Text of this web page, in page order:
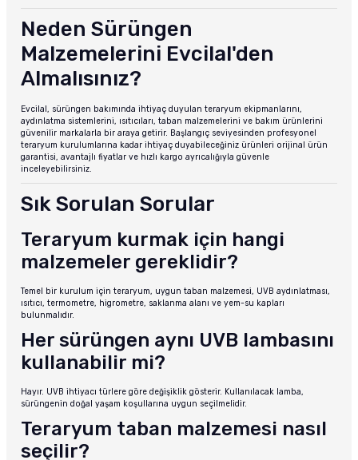
Neden Sürüngen
Malzemelerini Evcilal'den
Almalısınız?
Evcilal, sürüngen bakımında ihtiyaç duyulan teraryum ekipmanlarını,
aydınlatma sistemlerini, ısıtıcıları, taban malzemelerini ve bakım ürünlerini
güvenilir markalarla bir araya getirir. Başlangıç seviyesinden profesyonel
teraryum kurulumlarına kadar ihtiyaç duyabileceğiniz ürünleri orijinal ürün
garantisi, avantajlı fiyatlar ve hızlı kargo ayrıcalığıyla güvenle
inceleyebilirsiniz.
Sık Sorulan Sorular
Teraryum kurmak için hangi
malzemeler gereklidir?
Temel bir kurulum için teraryum, uygun taban malzemesi, UVB aydınlatması,
ısıtıcı, termometre, higrometre, saklanma alanı ve yem-su kapları
bulunmalıdır.
Her sürüngen aynı UVB lambasını
kullanabilir mi?
Hayır. UVB ihtiyacı türlere göre değişiklik gösterir. Kullanılacak lamba,
sürüngenin doğal yaşam koşullarına uygun seçilmelidir.
Teraryum taban malzemesi nasıl
seçilir?